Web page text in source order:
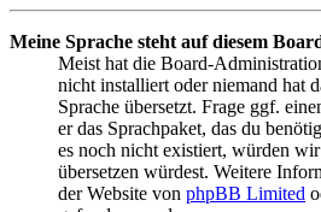
Meine Sprache steht auf diesem
Meist hat die Board-
nicht installiert oder niemand hat
Sprache übersetzt. Frage ggf.
er das Sprachpaket, das du
es noch nicht existiert, würden
übersetzen würdest. Weitere
der Website von phpBB Limited